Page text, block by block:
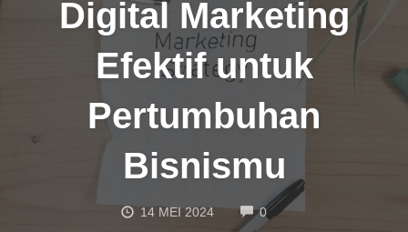
Digital Marketing
Efektif untuk
Pertumbuhan
Bisnismu
14 MEI 2024 0COMMENTS